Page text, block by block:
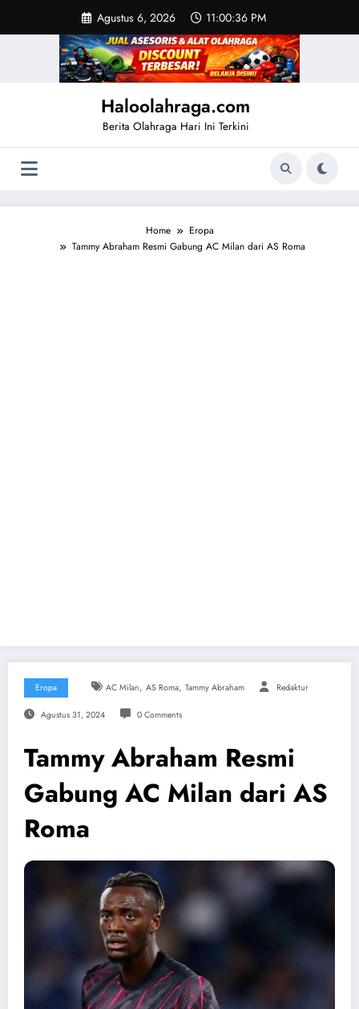
content
Agustus 6, 2026 11:00:37 PM
Haloolahraga.com
Berita Olahraga Hari Ini Terkini
Home
Eropa
Tammy Abraham Resmi Gabung AC Milan dari AS Roma
Eropa AC Milan, AS Roma, Tammy Abraham Redaktur
Agustus 31, 2024 0 Comments
Tammy Abraham Resmi
Gabung AC Milan dari AS
Roma